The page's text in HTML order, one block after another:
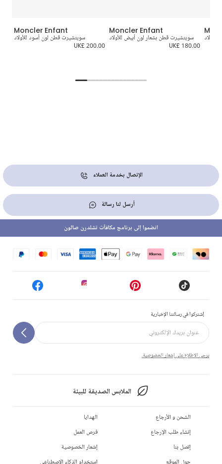
Moncler Enfant
سويتشيرت قطن لون أسود للأولاد
UK£ 200.00
Moncler Enfant
سويتشيرت قطن بشعار لون أبيض للأولاد
UK£ 180.00
الإتصال بخدمة العملاء
أرسل لنا رسالة
إشتركوا في رسالتنا الإخبارية
يرجى الاطلاع على إشعار الخصوصية.
الملابس الصديقة للبيئة
انضموا إلى برنامج مكافآت تشلدرن صالون
الشحن و الأرجاع
إنشاء طلب الإرجاع
إتصل بنا
حول الموقع
الهدايا
فرص العمل
إشعار الخصوصية
استخدام الذكاء الاصطناعي